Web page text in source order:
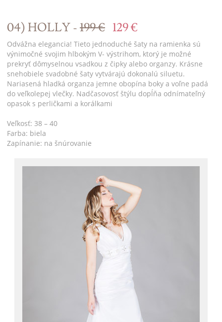
04) HOLLY -199 € 129 €
Odvážna elegancia! Tieto jednoduché šaty na ramienka sú
výnimočné svojim hlbokým V- výstrihom, ktorý je možné
prekryť dômyselnou vsadkou z čipky alebo organzy. Krásne
snehobiele svadobné šaty vytvárajú dokonalú siluetu.
Nariasená hladká organza jemne obopína boky a voľne padá
do veľkolepej vlečky. Nadčasovosť štýlu dopĺňa odnímateľný
opasok s perličkami a korálkami
Veľkosť: 38 – 40
Farba: biela
Zapínanie: na šnúrovanie